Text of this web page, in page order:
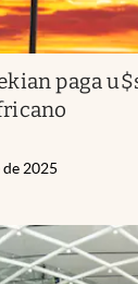
paga
2025